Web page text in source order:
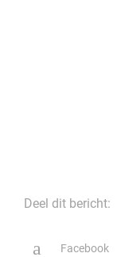
Deel dit bericht:
Facebook